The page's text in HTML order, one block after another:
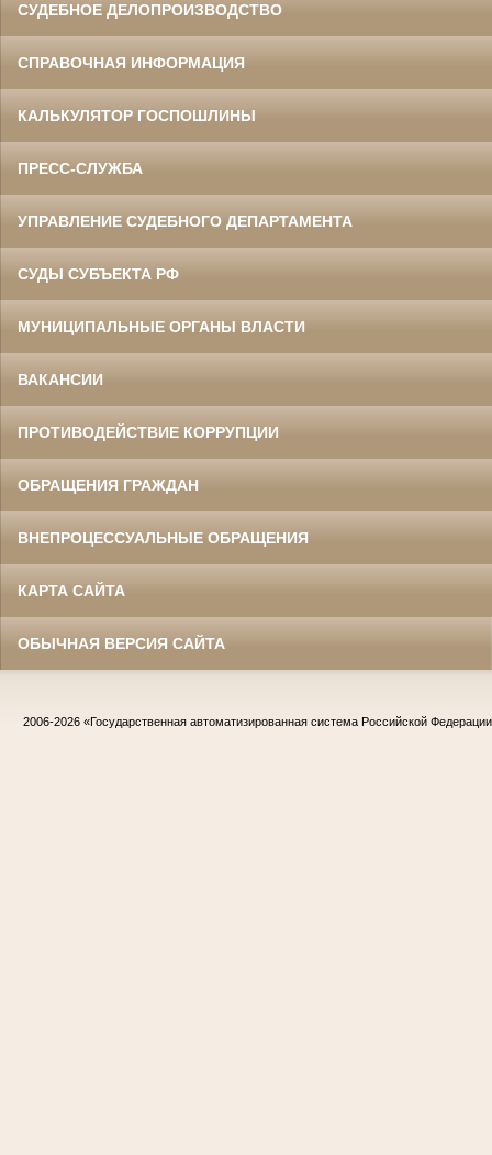
СУДЕБНОЕ ДЕЛОПРОИЗВОДСТВО
СПРАВОЧНАЯ ИНФОРМАЦИЯ
КАЛЬКУЛЯТОР ГОСПОШЛИНЫ
ПРЕСС-СЛУЖБА
УПРАВЛЕНИЕ СУДЕБНОГО ДЕПАРТАМЕНТА
СУДЫ СУБЪЕКТА РФ
МУНИЦИПАЛЬНЫЕ ОРГАНЫ ВЛАСТИ
ВАКАНСИИ
ПРОТИВОДЕЙСТВИЕ КОРРУПЦИИ
ОБРАЩЕНИЯ ГРАЖДАН
ВНЕПРОЦЕССУАЛЬНЫЕ ОБРАЩЕНИЯ
КАРТА САЙТА
ОБЫЧНАЯ ВЕРСИЯ САЙТА
2006-2026 «Государственная автоматизированная система Российской